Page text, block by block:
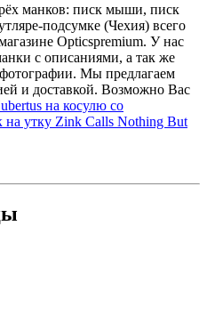
манков: писк мыши, писк
подсумке (Чехия) всего
Opticspremium. У нас
с описаниями, а так же
Мы предлагаем
и доставкой. Возможно Вас
на косулю со
утку Zink Calls Nothing But